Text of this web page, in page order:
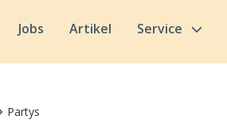
Jobs Artikel Service
Partys